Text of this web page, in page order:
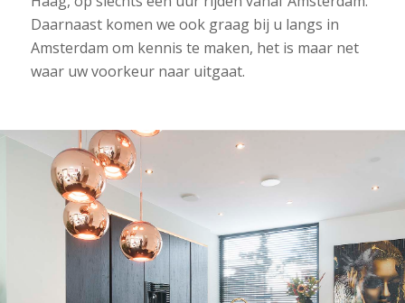
Daarnaast komen we ook graag bij u langs in
Amsterdam om kennis te maken, het is maar net
waar uw voorkeur naar uitgaat.